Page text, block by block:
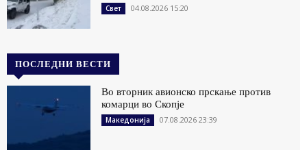
Свет 04.08.2026 15:20
ПОСЛЕДНИ ВЕСТИ
Во вторник авионско прскање против
комарци во Скопје
Македонија 07.08.2026 23:39